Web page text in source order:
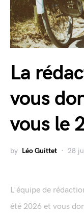
La
vous
vous le
by Léo Guittet 28
L'équipe de
été 2026 et vous